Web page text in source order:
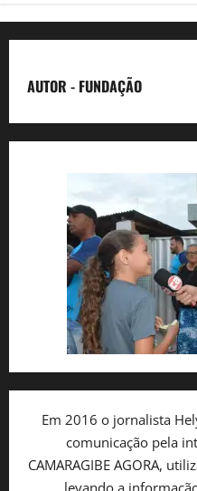
AUTOR - FUNDAÇÃO
Em 2016 o jornalista
comunicação pela
CAMARAGIBE AGORA,
levando a